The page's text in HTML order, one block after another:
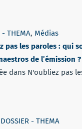
- THEMA, Médias
pas les paroles : qui
de l’émission ?
dans N'oubliez pas
DOSSIER - THEMA